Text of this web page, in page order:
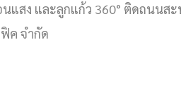
สง และลูกแก้ว 360° ติดถนนส
ค จำกัด